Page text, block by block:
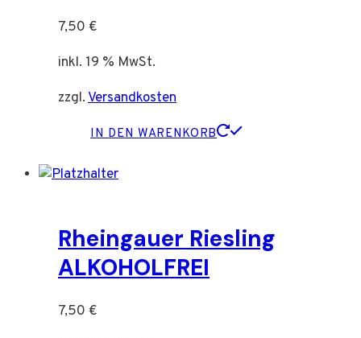
7,50 €
inkl. 19 % MwSt.
zzgl.Versandkosten
IN DEN WARENKORB
Rheingauer Riesling
ALKOHOLFREI
7,50 €